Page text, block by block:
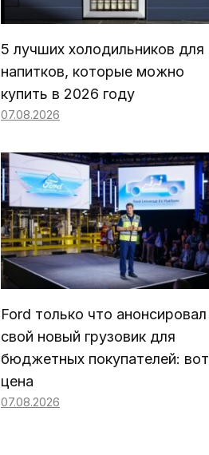
5 лучших холодильников для
напитков, которые можно
купить в 2026 году
07.08.2026
Ford только что анонсировал
свой новый грузовик для
бюджетных покупателей: вот
цена
07.08.2026